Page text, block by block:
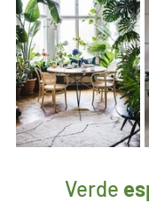
Verde